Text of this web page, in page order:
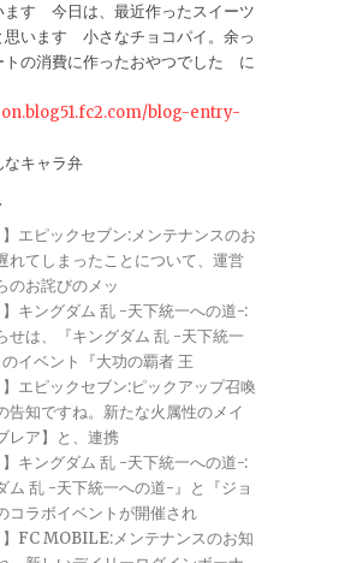
ます 今日は、最近作ったスイーツ
思います 小さなチョコパイ。余っ
トの消費に作ったおやつでした に
blog-entry-
なキャラ弁
】エピックセブン:メンテナンスのお
れてしまったことについて、運営
のお詫びのメッ
】キングダム 乱 -天下統一への道-:
せは、『キングダム 乱 -天下統一
イベント『大功の覇者 王
】エピックセブン:ピックアップ召喚
告知ですね。新たな火属性のメイ
レア】と、連携
】キングダム 乱 -天下統一への道-:
ム 乱 -天下統一への道-』と『ジョ
コラボイベントが開催され
】FC MOBILE:メンテナンスのお知